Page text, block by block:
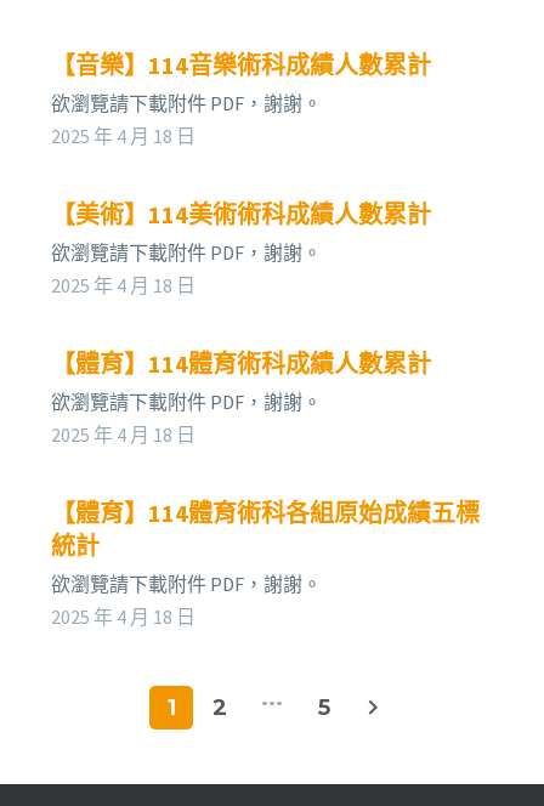
【音樂】114音樂術科成績人數累計
欲瀏覽請下載附件 PDF，謝謝。
2025 年 4 月 18 日
【美術】114美術術科成績人數累計
欲瀏覽請下載附件 PDF，謝謝。
2025 年 4 月 18 日
【體育】114體育術科成績人數累計
欲瀏覽請下載附件 PDF，謝謝。
2025 年 4 月 18 日
【體育】114體育術科各組原始成績五標
統計
欲瀏覽請下載附件 PDF，謝謝。
2025 年 4 月 18 日
1 2 ... 5